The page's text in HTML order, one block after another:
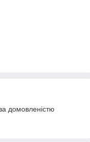
домовленістю